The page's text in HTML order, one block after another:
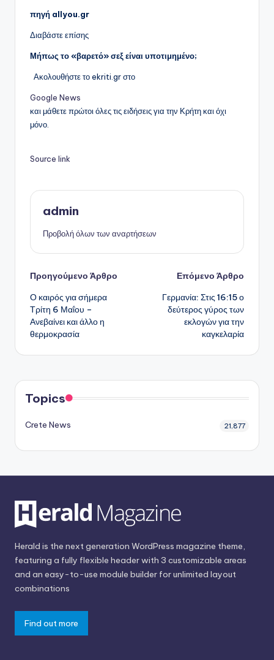
πηγή allyou.gr
Διαβάστε επίσης
Μήπως το «βαρετό» σεξ είναι υποτιμημένο;
Ακολουθήστε το ekriti.gr στο
Google News
και μάθετε πρώτοι όλες τις ειδήσεις για την Κρήτη και όχι
μόνο.
Source link
admin
Προβολή όλων των αναρτήσεων
Πλοήγηση
δημοσιεύσεων
Προηγούμενο Άρθρο
Ο καιρός για σήμερα
Τρίτη 6 Μαΐου –
Ανεβαίνει και άλλο η
θερμοκρασία
Επόμενο Άρθρο
Γερμανία: Στις 16:15 ο
δεύτερος γύρος των
εκλογών για την
καγκελαρία
Topics
Crete News 21,877
Herald is the next generation WordPress magazine theme,
featuring a fully flexible header with 3 customizable areas
and an easy-to-use module builder for unlimited layout
combinations
Find out more